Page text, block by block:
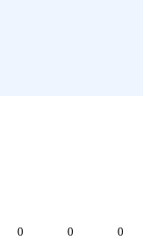
0 0 0